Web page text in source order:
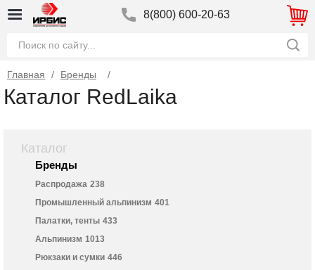
8(800) 600-20-63
Главная / Бренды
Каталог RedLaika
Каталог
Бренды
Распродажа 238
Промышленный альпинизм 401
Палатки, тенты 433
Альпинизм 1013
Рюкзаки и сумки 446